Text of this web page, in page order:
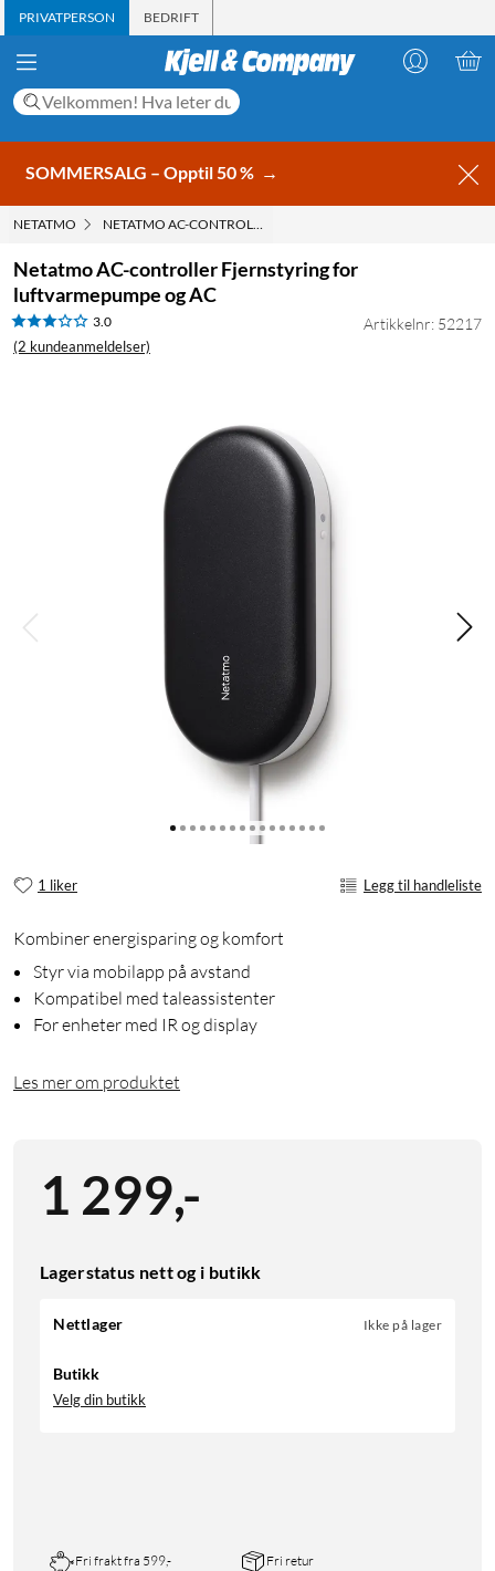
PRIVATPERSON BEDRIFT
SOMMERSALG – Opptil 50 % →
NETATMO NETATMO AC-CONTROLLER FJERNSTYRING FOR
Netatmo AC-controller Fjernstyring for
luftvarmepumpe og AC
3.0
(2 kundeanmeldelser)
Artikkelnr: 52217
1 liker Legg til handleliste
Kombiner energisparing og komfort
Styr via mobilapp på avstand
Kompatibel med taleassistenter
For enheter med IR og display
Les mer om produktet
1 299,-
Lagerstatus nett og i butikk
Nettlager Ikke på lager
Butikk
Velg din butikk
Fri frakt fra 599,- Fri retur